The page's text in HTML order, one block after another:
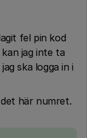
fel pin kod
jag inte ta
ska logga in i
här numret.